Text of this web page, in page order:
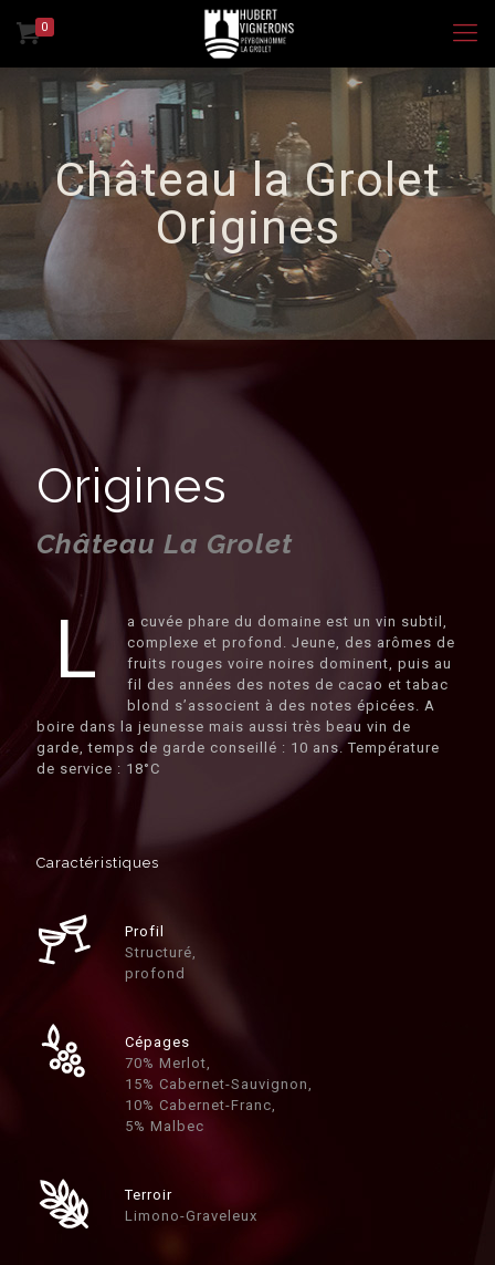
0
Château la Grolet
Origines
Origines
Château La Grolet
L
a cuvée phare du domaine est un vin subtil,
complexe et profond. Jeune, des arômes de
fruits rouges voire noires dominent, puis au
fil des années des notes de cacao et tabac
blond s’associent à des notes épicées. A
boire dans la jeunesse mais aussi très beau vin de
garde, temps de garde conseillé : 10 ans. Température
de service : 18°C
Caractéristiques
Profil
Structuré,
profond
Cépages
70% Merlot,
15% Cabernet-Sauvignon,
10% Cabernet-Franc,
5% Malbec
Terroir
Limono-Graveleux